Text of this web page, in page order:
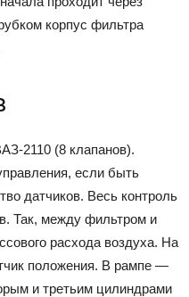
корпус фильтра
2110 (8 клапанов).
если быть
датчиков. Весь контроль
Так, между фильтром и
расхода воздуха. На
положения. В рампе —
и третьим цилиндрами